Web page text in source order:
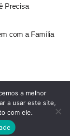
Precisa
com a Família
de Privacidade
Blog
a melhor
a usar este site,
com ele.